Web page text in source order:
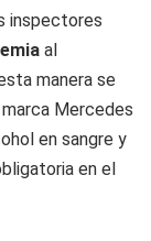
inspectores
al
manera se
Mercedes
en sangre y
en el